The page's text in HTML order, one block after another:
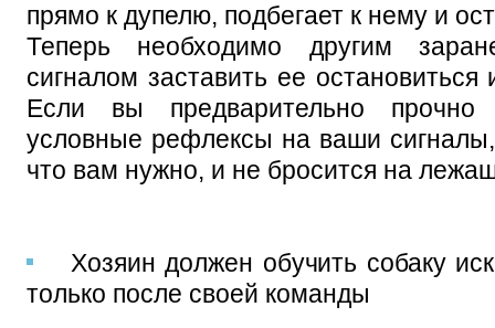
прямо к дупелю, подбегает к нему и
Теперь необходимо другим
сигналом заставить ее остановиться
Если вы предварительно прочно
условные рефлексы на ваши
что вам нужно, и не бросится на
Хозяин должен обучить собаку
только после своей команды